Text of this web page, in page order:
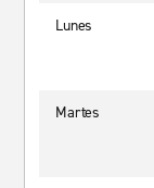
Lunes
Martes